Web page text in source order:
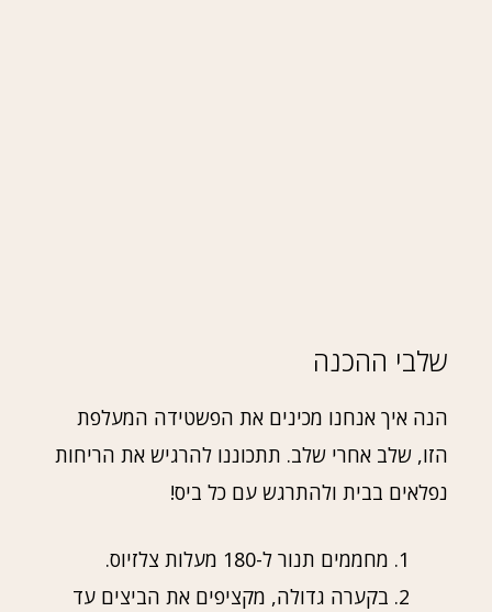
שלבי ההכנה
הנה איך אנחנו מכינים את הפשטידה המעלפת
הזו, שלב אחרי שלב. תתכוננו להרגיש את הריחות
נפלאים בבית ולהתרגש עם כל ביס!
מחממים תנור ל-180 מעלות צלזיוס.
בקערה גדולה, מקציפים את הביצים עד